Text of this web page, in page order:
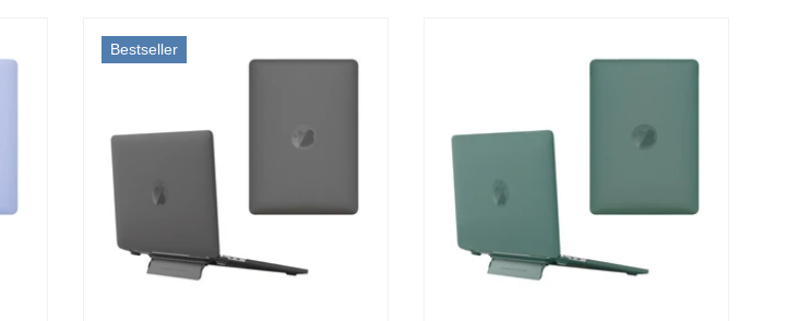
Bestseller